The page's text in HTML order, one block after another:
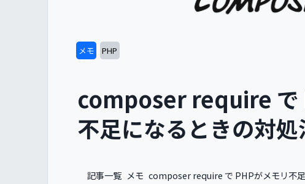
メモ PHP
composer require で
不足になるときの対処
記事一覧 メモ composer require で PHPがメモリ不